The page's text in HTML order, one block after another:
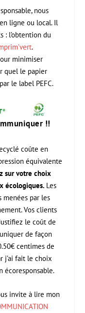
nous
ligne ou local. Il
: l’obtention du
.
minimiser
quel le papier
le label PEFC.
!!
coûte en
équivalente
sur votre choix
écologiques. Les
menées par les
Vos clients
le coût de
de façon
centimes de
j’ai fait le choix
écoresponsable.
invite à lire mon